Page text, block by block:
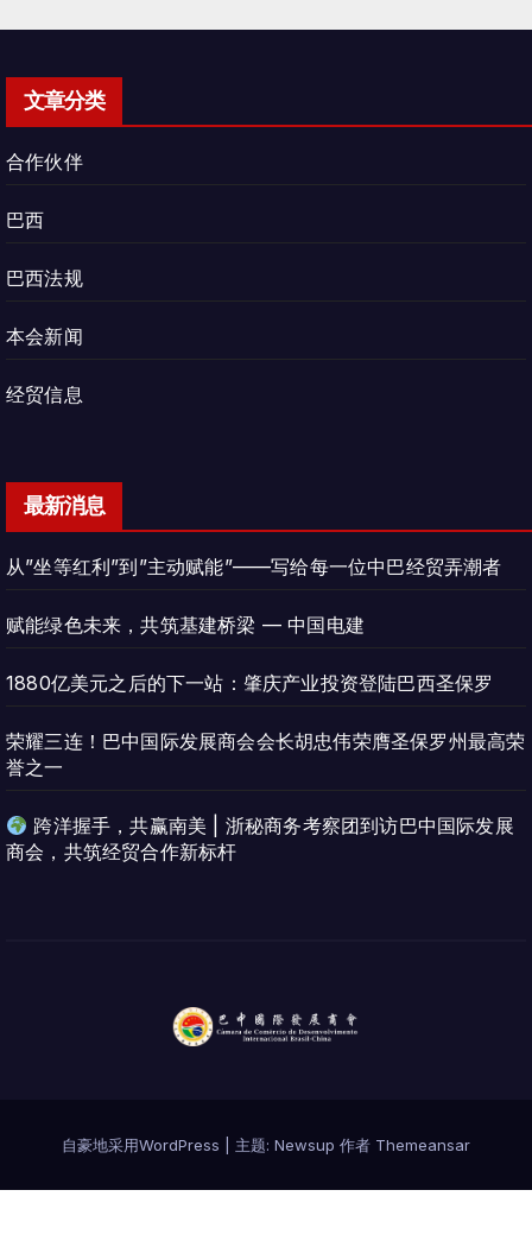
文章分类
合作伙伴
巴西
巴西法规
本会新闻
经贸信息
最新消息
从”坐等红利”到”主动赋能”——写给每一位中巴经贸弄潮者
赋能绿色未来，共筑基建桥梁 — 中国电建
1880亿美元之后的下一站：肇庆产业投资登陆巴西圣保罗
荣耀三连！巴中国际发展商会会长胡忠伟荣膺圣保罗州最高荣
誉之一
跨洋握手，共赢南美 | 浙秘商务考察团到访巴中国际发展
商会，共筑经贸合作新标杆
自豪地采用WordPress 主题: Newsup 作者 Themeansar